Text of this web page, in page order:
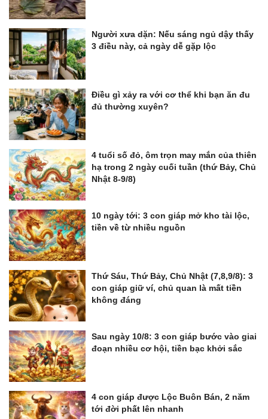
Người xưa dặn: Nếu sáng ngủ dậy thấy
3 điều này, cả ngày dễ gặp lộc
Điều gì xảy ra với cơ thể khi bạn ăn đu
đủ thường xuyên?
4 tuổi số đỏ, ôm trọn may mắn của thiên
hạ trong 2 ngày cuối tuần (thứ Bảy, Chủ
Nhật 8-9/8)
10 ngày tới: 3 con giáp mở kho tài lộc,
tiền về từ nhiều nguồn
Thứ Sáu, Thứ Bảy, Chủ Nhật (7,8,9/8): 3
con giáp giữ ví, chủ quan là mất tiền
không đáng
Sau ngày 10/8: 3 con giáp bước vào giai
đoạn nhiều cơ hội, tiền bạc khởi sắc
4 con giáp được Lộc Buôn Bán, 2 năm
tới đời phất lên nhanh